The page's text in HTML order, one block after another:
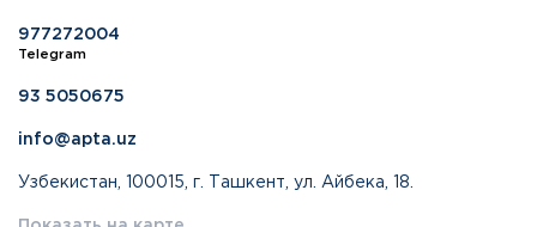
977272004
Telegram
93 5050675
info@apta.uz
Узбекистан, 100015, г. Ташкент, ул. Айбека, 18.